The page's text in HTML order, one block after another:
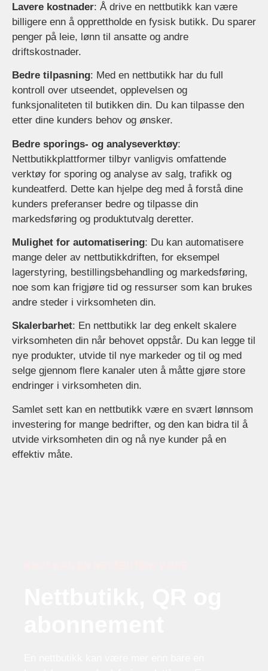
Lavere kostnader: Å drive en nettbutikk kan være
billigere enn å opprettholde en fysisk butikk. Du sparer
penger på leie, lønn til ansatte og andre
driftskostnader.
Bedre tilpasning: Med en nettbutikk har du full
kontroll over utseendet, opplevelsen og
funksjonaliteten til butikken din. Du kan tilpasse den
etter dine kunders behov og ønsker.
Bedre sporings- og analyseverktøy:
Nettbutikkplattformer tilbyr vanligvis omfattende
verktøy for sporing og analyse av salg, trafikk og
kundeatferd. Dette kan hjelpe deg med å forstå dine
kunders preferanser bedre og tilpasse din
markedsføring og produktutvalg deretter.
Mulighet for automatisering: Du kan automatisere
mange deler av nettbutikkdriften, for eksempel
lagerstyring, bestillingsbehandling og markedsføring,
noe som kan frigjøre tid og ressurser som kan brukes
andre steder i virksomheten din.
Skalerbarhet: En nettbutikk lar deg enkelt skalere
virksomheten din når behovet oppstår. Du kan legge til
nye produkter, utvide til nye markeder og til og med
selge gjennom flere kanaler uten å måtte gjøre store
endringer i virksomheten din.
Samlet sett kan en nettbutikk være en svært lønnsom
investering for mange bedrifter, og den kan bidra til å
utvide virksomheten din og nå nye kunder på en
effektiv måte.